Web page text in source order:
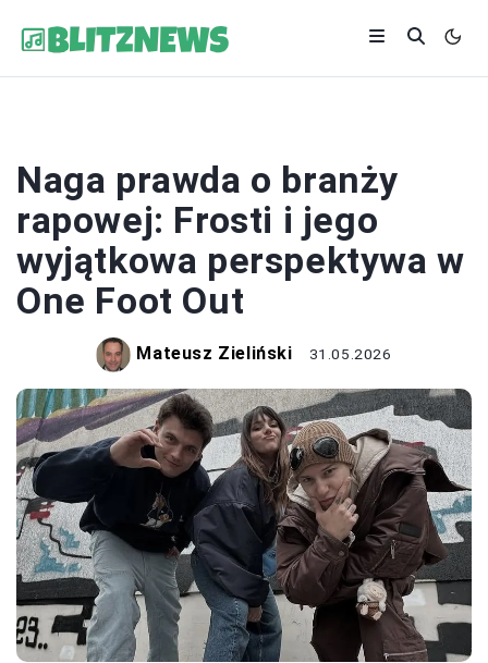
Naga prawda o branży
rapowej: Frosti i jego
wyjątkowa perspektywa w
One Foot Out
Mateusz Zieliński 31.05.2026